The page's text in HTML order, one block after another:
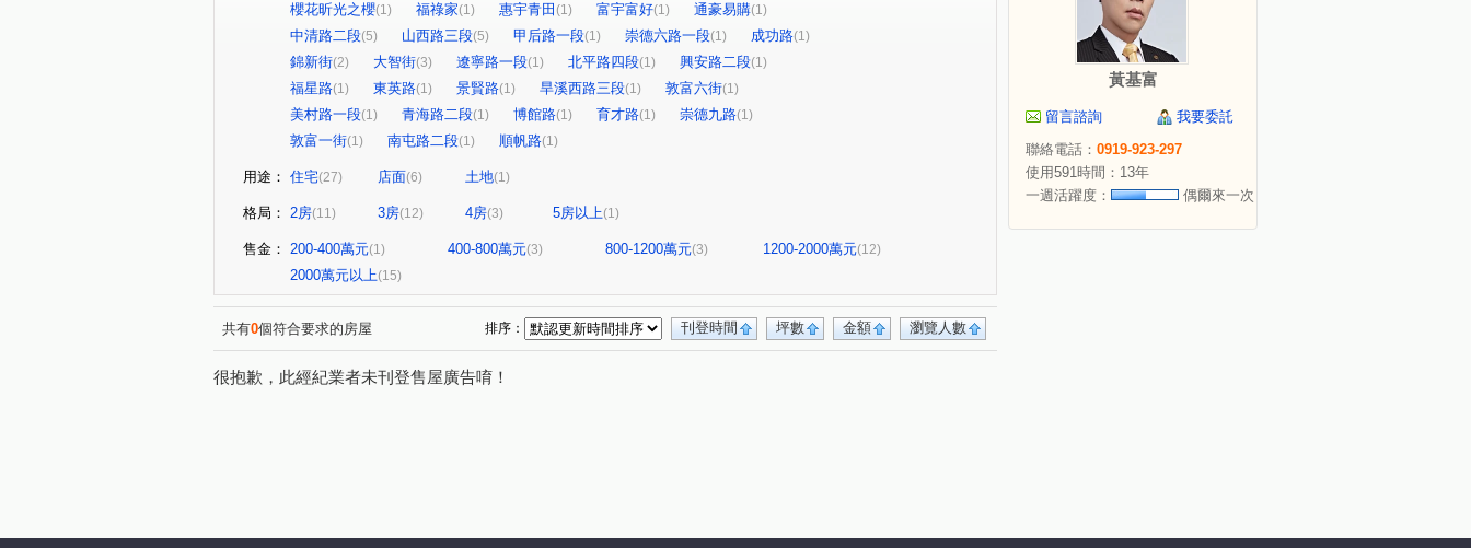
櫻花昕光之櫻(1) 福祿家(1) 惠宇青田 (1) 富宇富好(1) 通豪易購(1)
中清路二段(5) 山西路三段(5) 甲后路一段(1) 崇德六路一段(1) 成功路(1)
錦新街(2) 大智街(3) 遼寧路一段(1) 北平路四段(1) 興安路二段(1)
福星路(1) 東英路(1) 景賢路(1) 旱溪西路三段(1) 敦富六街(1)
美村路一段(1) 青海路二段(1) 博館路(1) 育才路(1) 崇德九路(1)
敦富一街(1) 南屯路二段(1) 順帆路(1)
用途： 住宅(27) 店面(6) 土地(1)
格局： 2房(11) 3房(12) 4房(3) 5房以上(1)
售金： 200-400萬元(1) 400-800萬元(3) 800-1200萬元(3) 1200-2000萬元(12)
2000萬元以上(15)
共有0個符合要求的房屋 瀏覽人數
金額
坪數
刊登時間
排序：
很抱歉，此經紀業者未刊登售屋廣告唷！
黃基富
留言諮詢
我要委託
聯絡電話： 0919-923-297
使用591時間：13年
一週活躍度：
偶爾來一次